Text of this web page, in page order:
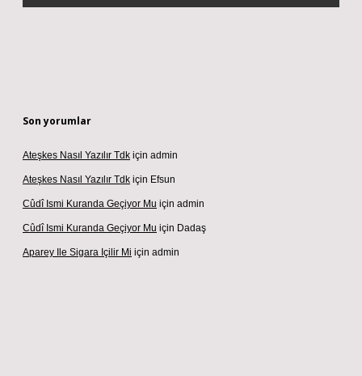
Son yorumlar
Ateşkes Nasıl Yazılır Tdk için admin
Ateşkes Nasıl Yazılır Tdk için Efsun
Cûdî Ismi Kuranda Geçiyor Mu için admin
Cûdî Ismi Kuranda Geçiyor Mu için Dadaş
Aparey Ile Sigara Içilir Mi için admin